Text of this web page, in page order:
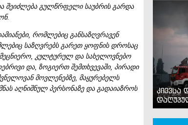
შეიძლება გულწრფელი საუბრის გარდა
.
, რომლებიც განსაზღვრავენ
საზღვრებს გარეთ ყოფნის დროსაც
, კულტურულ და სახელოვნებო
და, ზოგიერთ შემთხვევაში, პირადი
მოვლენებზე, მაყურებელს
აღნიშნულ პერსონაზე და გადაიაზროს
კიევსა